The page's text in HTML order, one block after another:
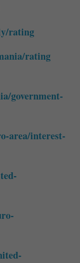
rating
rating
government-
area/interest-